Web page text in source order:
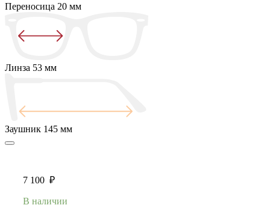
Переносица 20 мм
Линза 53 мм
Заушник 145 мм
7 100 ₽
В наличии